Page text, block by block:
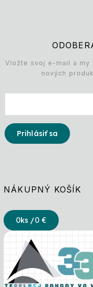
Vložte svoj e-mail a my
nových
Prihlásiť sa
NÁKUPNÝ KOŠÍK
0ks /0 €